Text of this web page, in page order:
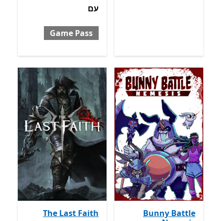
עם
Game Pass
Bunny Battle
The Last Faith